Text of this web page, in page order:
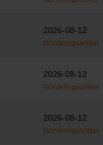
2026-08-12
Monteringsartikel
2026-08-12
Monteringsartikel
2026-08-12
Monteringsartikel